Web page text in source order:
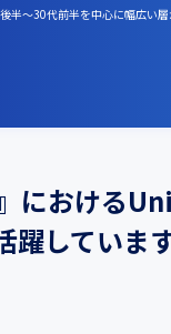
半〜30代前半を中心に幅広い
における
躍していま